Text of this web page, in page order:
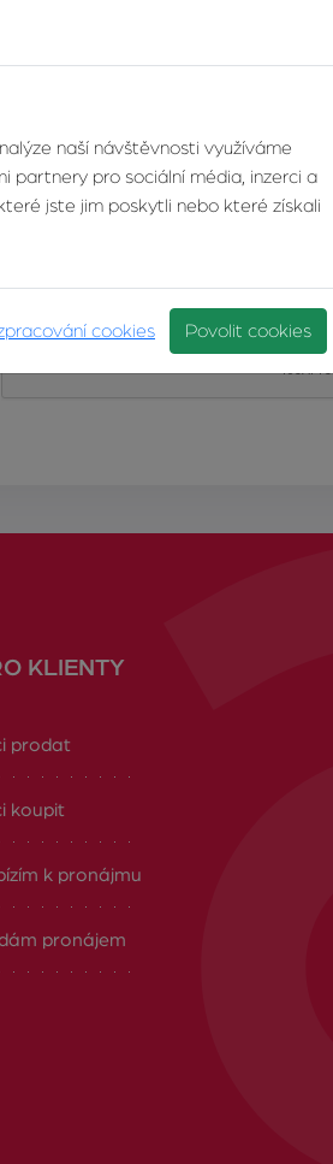
KLIENTY
prodat
koupit
k pronájmu
pronájem
naší návštěvnosti využíváme
partnery pro sociální média, inzerci a
jste jim poskytli nebo které získali
cookies Povolit cookies